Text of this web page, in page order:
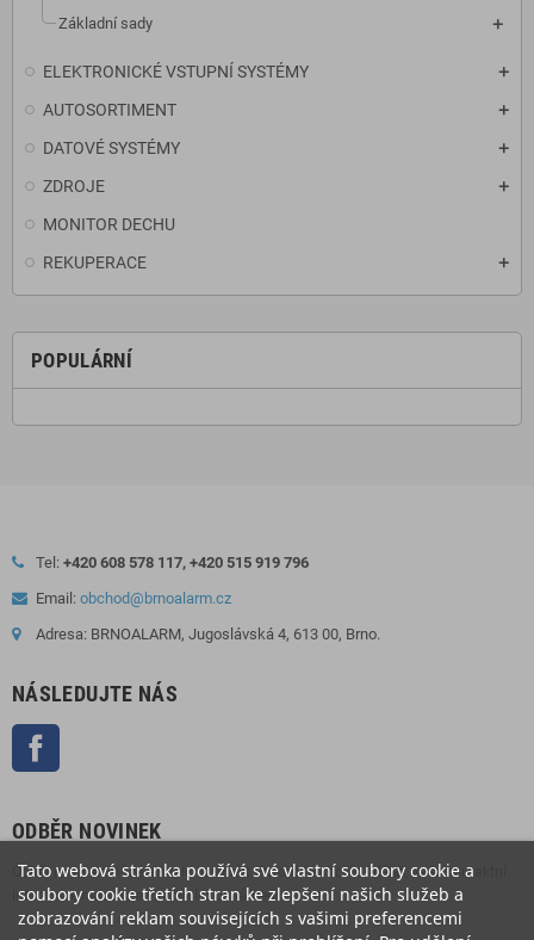
Základní sady
ELEKTRONICKÉ VSTUPNÍ SYSTÉMY
AUTOSORTIMENT
DATOVÉ SYSTÉMY
ZDROJE
MONITOR DECHU
REKUPERACE
POPULÁRNÍ
Tel: +420 608 578 117, +420 515 919 796
Email: obchod@brnoalarm.cz
Adresa: BRNOALARM, Jugoslávská 4, 613 00, Brno.
NÁSLEDUJTE NÁS
ODBĚR NOVINEK
Odběr novinek můžete kdykoliv zrušit. Pokud to chcete udělat, naše kontaktní
informace naleznete v právním oznámení.
Tato webová stránka používá své vlastní soubory cookie a
soubory cookie třetích stran ke zlepšení našich služeb a
zobrazování reklam souvisejících s vašimi preferencemi